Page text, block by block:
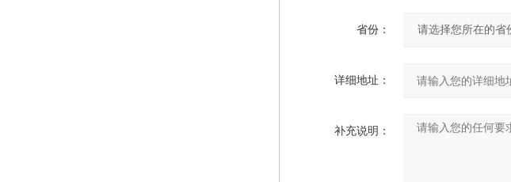
省份：
详细地址：
补充说明：